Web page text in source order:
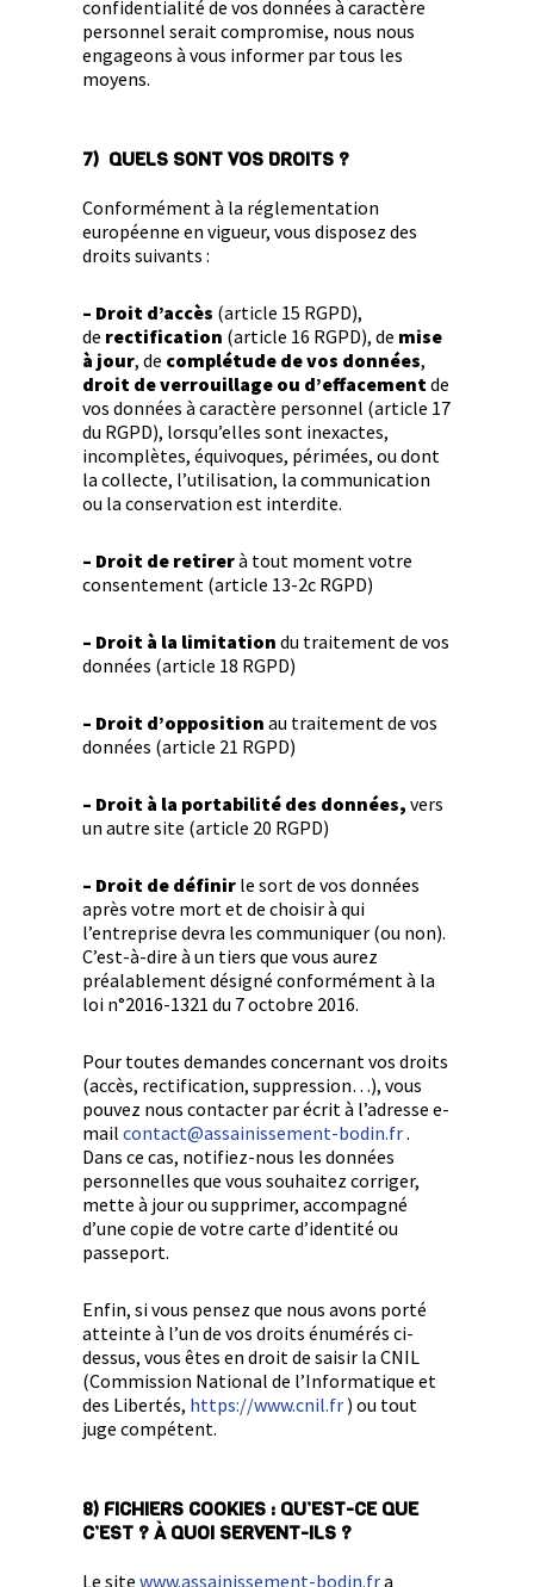
confidentialité de vos données à caractère
personnel serait compromise, nous nous
engageons à vous informer par tous les
moyens.
7) QUELS SONT VOS DROITS ?
Conformément à la réglementation
européenne en vigueur, vous disposez des
droits suivants :
– Droit d’accès (article 15 RGPD),
de rectification (article 16 RGPD), de mise
à jour, de complétude de vos données,
droit de verrouillage ou d’effacementde
vos données à caractère personnel (article 17
du RGPD), lorsqu’elles sont inexactes,
incomplètes, équivoques, périmées, ou dont
la collecte, l’utilisation, la communication
ou la conservation est interdite.
– Droit de retirerà tout moment votre
consentement (article 13-2c RGPD)
– Droit à la limitation du traitement de vos
données (article 18 RGPD)
– Droit d’opposition au traitement de vos
données (article 21 RGPD)
– Droit à la portabilité des données, vers
un autre site (article 20 RGPD)
– Droit de définir le sort de vos données
après votre mort et de choisir à qui
l’entreprise devra les communiquer (ou non).
C’est-à-dire à un tiers que vous aurez
préalablement désigné conformément à la
loi n°2016-1321 du 7 octobre 2016.
Pour toutes demandes concernant vos droits
(accès, rectification, suppression…), vous
pouvez nous contacter par écrit à l’adresse e-
mail contact@assainissement-bodin.fr.
Dans ce cas, notifiez-nous les données
personnelles que vous souhaitez corriger,
mette à jour ou supprimer, accompagné
d’une copie de votre carte d’identité ou
passeport.
Enfin, si vous pensez que nous avons porté
atteinte à l’un de vos droits énumérés ci-
dessus, vous êtes en droit de saisir la CNIL
(Commission National de l’Informatique et
des Libertés, https://www.cnil.fr) ou tout
juge compétent.
8) FICHIERS COOKIES : QU’EST-CE QUE
C’EST ? À QUOI SERVENT-ILS ?
Le site www.assainissement-bodin.fra